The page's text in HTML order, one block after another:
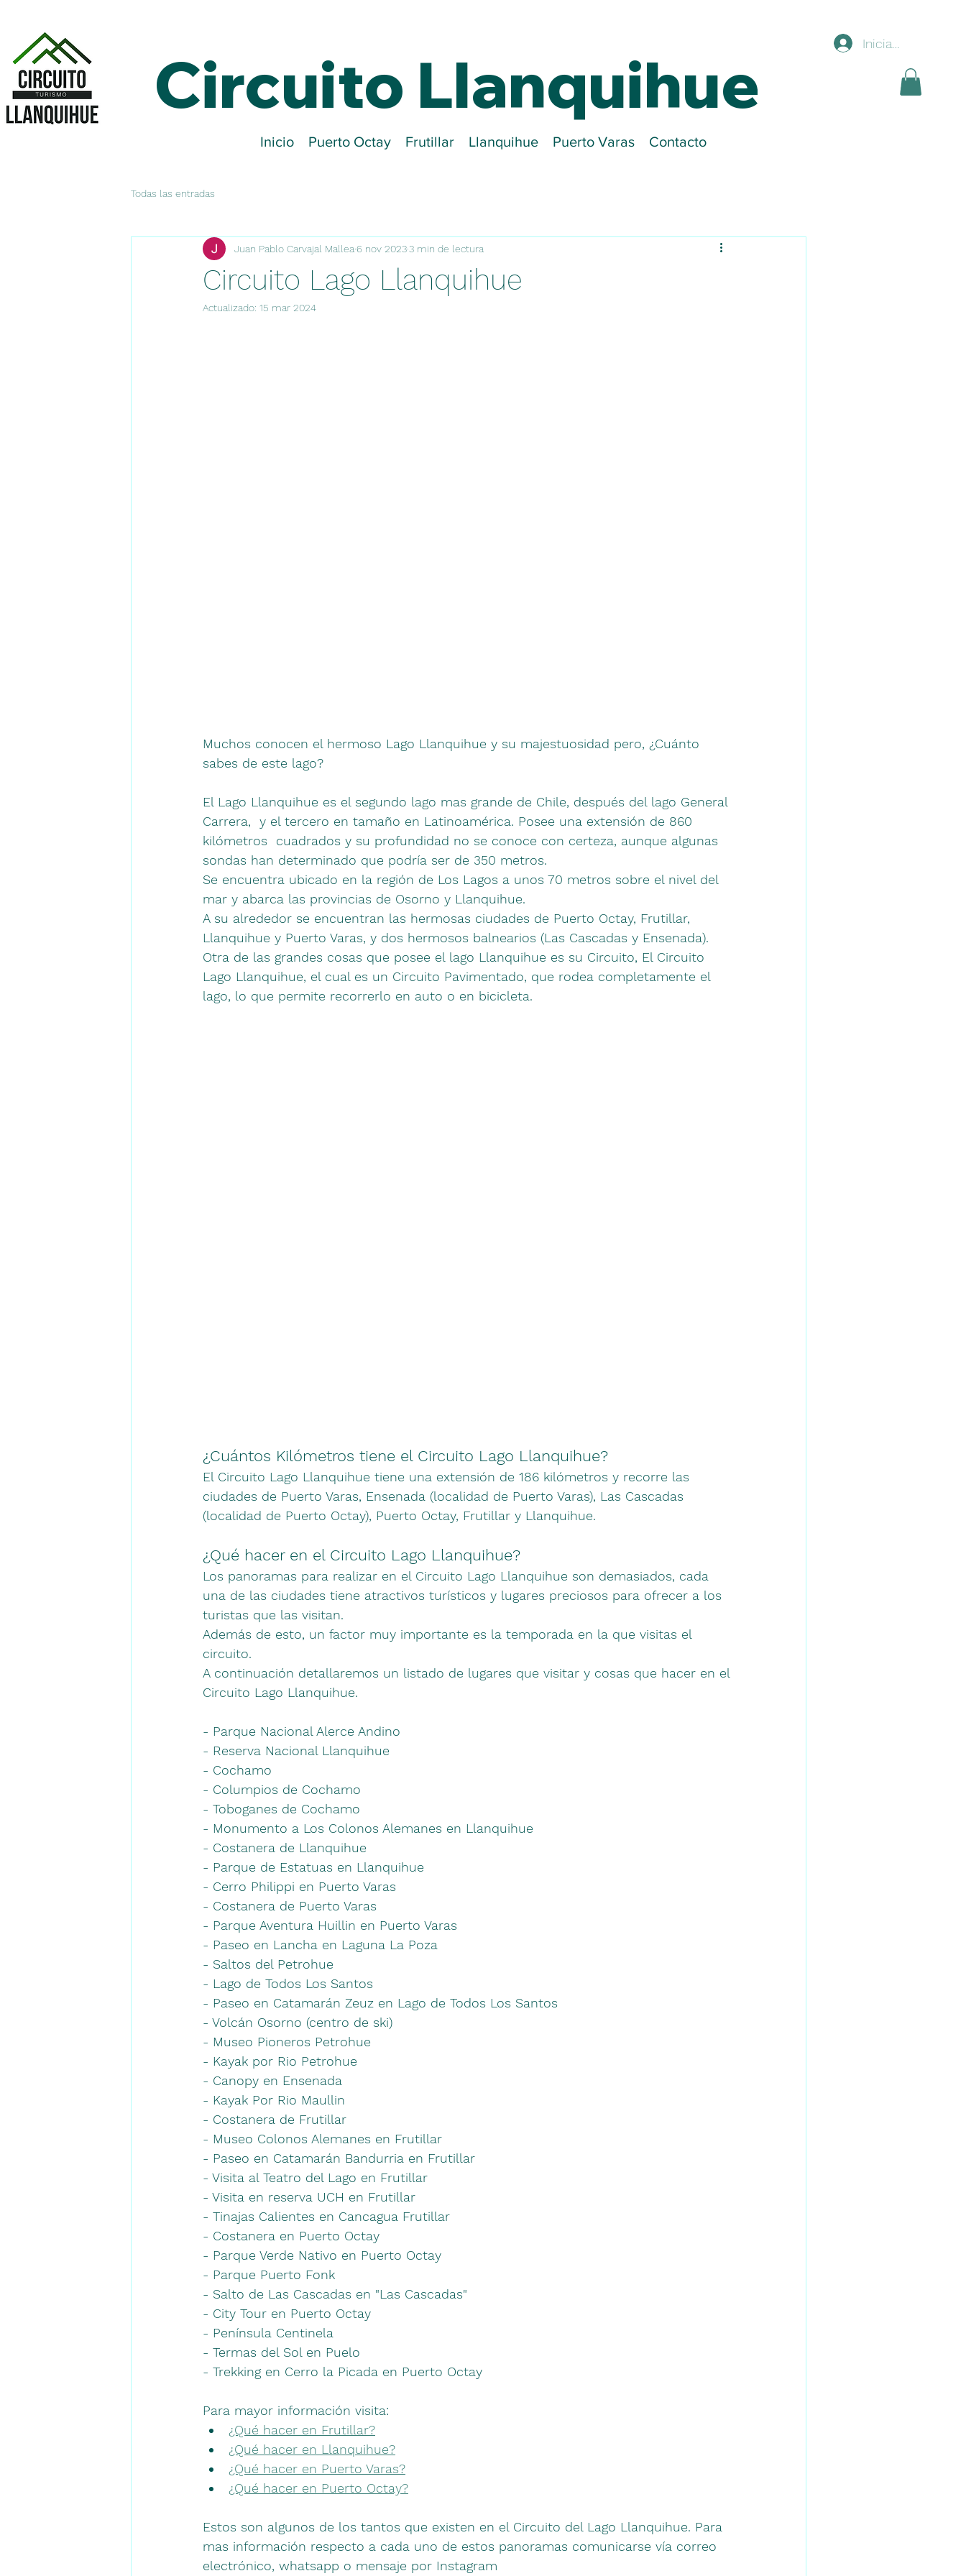
Circuito Llanquihue
Iniciar sesión
Inicio Puerto Octay Frutillar Llanquihue Puerto Varas Contacto
Todas las entradas
Circuito Lago Llanquihue
Juan Pablo Carvajal Mallea 6 nov 20233 min de lectura
Actualizado: 15 mar 2024
Muchos conocen el hermoso Lago Llanquihue y su majestuosidad pero, ¿Cuánto
sabes de este lago?
El Lago Llanquihue es el segundo lago mas grande de Chile, después del lago General
Carrera,  y el tercero en tamaño en Latinoamérica. Posee una extensión de 860
kilómetros  cuadrados y su profundidad no se conoce con certeza, aunque algunas
sondas han determinado que podría ser de 350 metros.
Se encuentra ubicado en la región de Los Lagos a unos 70 metros sobre el nivel del
mar y abarca las provincias de Osorno y Llanquihue.
A su alrededor se encuentran las hermosas ciudades de Puerto Octay, Frutillar,
Llanquihue y Puerto Varas, y dos hermosos balnearios (Las Cascadas y Ensenada).
Otra de las grandes cosas que posee el lago Llanquihue es su Circuito, El Circuito
Lago Llanquihue, el cual es un Circuito Pavimentado, que rodea completamente el
lago, lo que permite recorrerlo en auto o en bicicleta.
¿Cuántos Kilómetros tiene el Circuito Lago Llanquihue?
El Circuito Lago Llanquihue tiene una extensión de 186 kilómetros y recorre las
ciudades de Puerto Varas, Ensenada (localidad de Puerto Varas), Las Cascadas
(localidad de Puerto Octay), Puerto Octay, Frutillar y Llanquihue.
¿Qué hacer en el Circuito Lago Llanquihue?
Los panoramas para realizar en el Circuito Lago Llanquihue son demasiados, cada
una de las ciudades tiene atractivos turísticos y lugares preciosos para ofrecer a los
turistas que las visitan.
Además de esto, un factor muy importante es la temporada en la que visitas el
circuito.
A continuación detallaremos un listado de lugares que visitar y cosas que hacer en el
Circuito Lago Llanquihue.
- Parque Nacional Alerce Andino
- Reserva Nacional Llanquihue
- Cochamo
- Columpios de Cochamo
- Toboganes de Cochamo
- Monumento a Los Colonos Alemanes en Llanquihue
- Costanera de Llanquihue
- Parque de Estatuas en Llanquihue
- Cerro Philippi en Puerto Varas
- Costanera de Puerto Varas
- Parque Aventura Huillin en Puerto Varas
- Paseo en Lancha en Laguna La Poza
- Saltos del Petrohue
- Lago de Todos Los Santos
- Paseo en Catamarán Zeuz en Lago de Todos Los Santos
- Volcán Osorno (centro de ski)
- Museo Pioneros Petrohue
- Kayak por Rio Petrohue
- Canopy en Ensenada
- Kayak Por Rio Maullin
- Costanera de Frutillar
- Museo Colonos Alemanes en Frutillar
- Paseo en Catamarán Bandurria en Frutillar
- Visita al Teatro del Lago en Frutillar
- Visita en reserva UCH en Frutillar
- Tinajas Calientes en Cancagua Frutillar
- Costanera en Puerto Octay
- Parque Verde Nativo en Puerto Octay
- Parque Puerto Fonk
- Salto de Las Cascadas en "Las Cascadas"
- City Tour en Puerto Octay
- Península Centinela
- Termas del Sol en Puelo
- Trekking en Cerro la Picada en Puerto Octay
Para mayor información visita:
¿Qué hacer en Frutillar?
¿Qué hacer en Llanquihue?
¿Qué hacer en Puerto Varas?
¿Qué hacer en Puerto Octay?
Estos son algunos de los tantos que existen en el Circuito del Lago Llanquihue. Para
mas información respecto a cada uno de estos panoramas comunicarse vía correo
electrónico, whatsapp o mensaje por Instagram